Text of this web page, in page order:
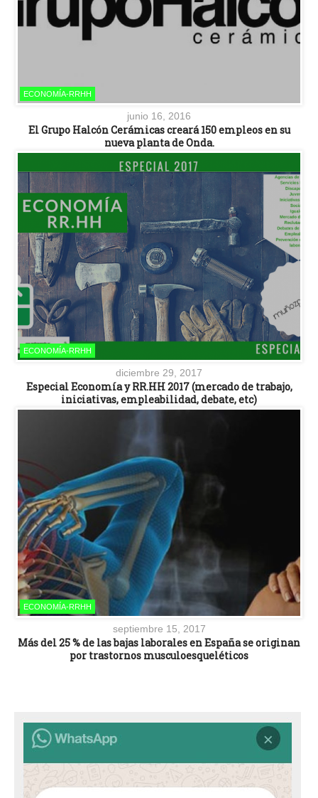
ECONOMÍA-RRHH
junio 16, 2016
El Grupo Halcón Cerámicas creará 150 empleos en su
nueva planta de Onda.
ECONOMÍA-RRHH
diciembre 29, 2017
Especial Economía y RR.HH 2017 (mercado de trabajo,
iniciativas, empleabilidad, debate, etc)
ECONOMÍA-RRHH
septiembre 15, 2017
Más del 25 % de las bajas laborales en España se originan
por trastornos musculoesqueléticos